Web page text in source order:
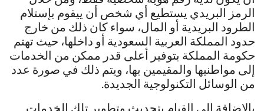
الرمز البريدي يستطيع أي شخص أن ييقوم بإستلام
الطرود البريدية أو المال، سواء كان ذلك من خارج
حدود المملكة العربية السعودية أو داخلها، حيث تهتم
حكومة المملكة بتوفير أعلى قدر ممكن من الخدمات
إلى مواطنيها والمقيمين بها، ويتم ذلك في صورة عدد
من الوسائل التكنولوجية الجديدة.
بالإضافة إلى القيام بتحديث وتطوير تلك الخدمات